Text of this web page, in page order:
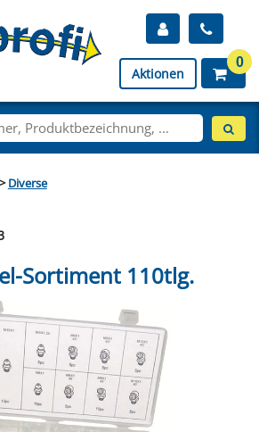
Aktionen
0
Diverse
Sortiment 110tlg.